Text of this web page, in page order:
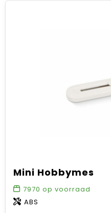
Mini Hobbymes
7970 op voorraad
ABS